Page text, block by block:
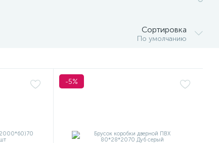
Сортировка
По умолчанию
-5%